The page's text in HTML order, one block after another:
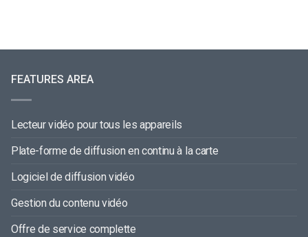
FEATURES AREA
Lecteur vidéo pour tous les appareils
Plate-forme de diffusion en continu à la carte
Logiciel de diffusion vidéo
Gestion du contenu vidéo
Offre de service complette